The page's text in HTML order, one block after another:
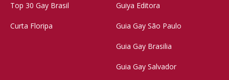
Top 30 Gay Brasil
Curta Floripa
Guiya Editora
Guia Gay São Paulo
Guia Gay Brasilia
Guia Gay Salvador